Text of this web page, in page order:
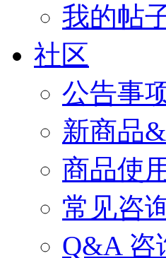
我的帖
社区
公告事
新商品
商品使
常见咨
Q&A 咨